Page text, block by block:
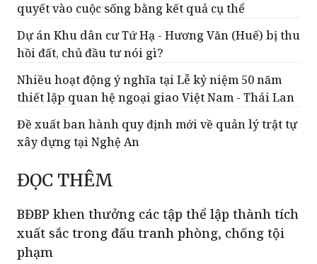
quyết vào cuộc sống bằng kết quả cụ thể
Dự án Khu dân cư Tứ Hạ - Hương Văn (Huế) bị thu
hồi đất, chủ đầu tư nói gì?
Nhiều hoạt động ý nghĩa tại Lễ kỷ niệm 50 năm
thiết lập quan hệ ngoại giao Việt Nam - Thái Lan
Đề xuất ban hành quy định mới về quản lý trật tự
xây dựng tại Nghệ An
ĐỌC THÊM
BĐBP khen thưởng các tập thể lập thành tích
xuất sắc trong đấu tranh phòng, chống tội
phạm